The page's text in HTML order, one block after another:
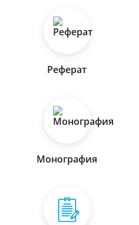
Реферат
Монография